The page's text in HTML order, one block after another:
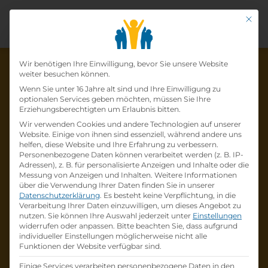
Die Lehrstelle wurde schon
besetzt!
Die LehrstelleLehrling (m/w/d) im
Einzelhandelbei LIBRO Handelsgesellschaft
mbHist schonbesetzt.
Firmenprofil besuchen
Andere Lehrstelle suchen
Mit
Datenschutz-
Wir benötigen Ihre Einwilligung, bevor Sie unsere Website
weiter besuchen können.
Wenn Sie unter 16 Jahre alt sind und Ihre Einwilligung zu
optionalen Services geben möchten, müssen Sie Ihre
Erziehungsberechtigten um Erlaubnis bitten.
Wir verwenden Cookies und andere Technologien auf unserer
Website. Einige von ihnen sind essenziell, während andere uns
helfen, diese Website und Ihre Erfahrung zu verbessern.
Personenbezogene Daten können verarbeitet werden (z. B. IP-
Adressen), z. B. für personalisierte Anzeigen und Inhalte oder die
Messung von Anzeigen und Inhalten. Weitere Informationen
über die Verwendung Ihrer Daten finden Sie in unserer
Datenschutzerklärung. Es besteht keine Verpflichtung, in die
Verarbeitung Ihrer Daten einzuwilligen, um dieses Angebot zu
nutzen. Sie können Ihre Auswahl jederzeit unter Einstellungen
widerrufen oder anpassen. Bitte beachten Sie, dass aufgrund
individueller Einstellungen möglicherweise nicht alle
Funktionen der Website verfügbar sind.
Einige Services verarbeiten personenbezogene Daten in den